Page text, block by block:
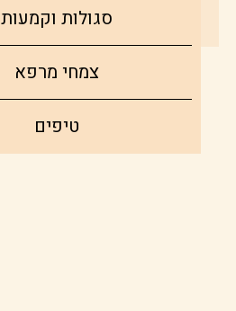
סגולות וקמעות
צמחי מרפא
טיפים